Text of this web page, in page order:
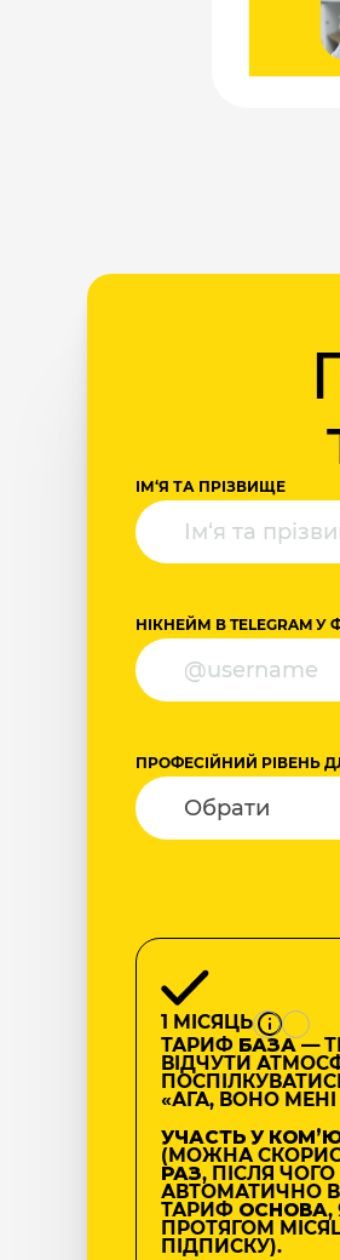
ІМ‘Я ТА ПРІЗВИЩЕ
НІКНЕЙМ В TELEGRAM У
ПРОФЕСІЙНИЙ РІВЕНЬ
1 МІСЯЦЬ
ТАРИФ БАЗА—
ВІДЧУТИ
«АГА, ВОНО
УЧАСТЬ У
(МОЖНА
РАЗ, ПІСЛЯ
АВТОМАТИЧНО
ТАРИФ ОСНОВА,
ПРОТЯГОМ
ПІДПИСКУ).